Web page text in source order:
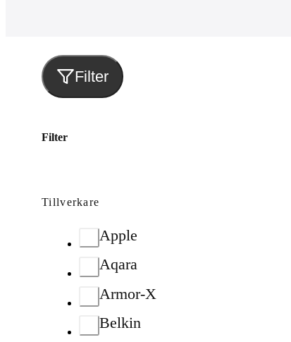
Filter
Filter
Tillverkare
Apple
Aqara
Armor-X
Belkin